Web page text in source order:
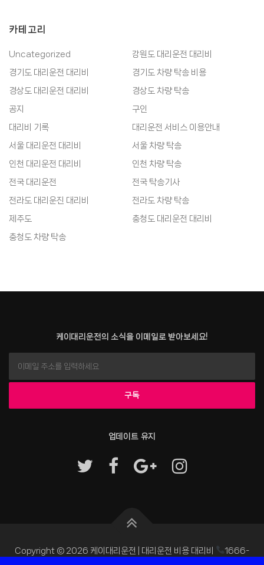
카테고리
Uncategorized
강원도 대리운전 대리비
경기도 대리운전 대리비
경기도 차량 탁송 비용
경상도 대리운전 대리비
경상도 차량 탁송
공지
구인
대리비 기록
대리운전 서비스 이용안내
서울 대리운전 대리비
서울 차량 탁송
인천 대리운전 대리비
인천 차량 탁송
전국 대리운전
전국 탁송기사
전라도 대리운진 대리비
전라도 차량 탁송
제주도
충청도 대리운전 대리비
충청도 차량 탁송
케이대리운전의 소식을 이메일로 받아보세요!
업데이트 유지
Copyright © 2026 케이대리운전 | 대리운전 비용 대리비
1666-